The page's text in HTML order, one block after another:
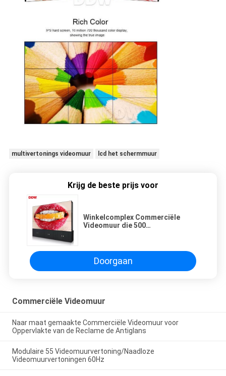
multivertonings videomuur lcd het schermmuur
Krijg de beste prijs voor
Winkelcomplex Commerciële
Videomuur die 500
Doorgaan
Commerciële Videomuur
Naar maat gemaakte Commerciële Videomuur voor
Oppervlakte van de Reclame de Antiglans
Modulaire 55 Videomuurvertoning/Naadloze
Videomuurvertoningen 60Hz